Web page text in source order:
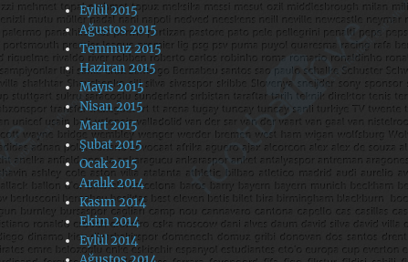
Eylül 2015
Ağustos 2015
Temmuz 2015
Haziran 2015
Mayıs 2015
Nisan 2015
Mart 2015
Şubat 2015
Ocak 2015
Aralık 2014
Kasım 2014
Ekim 2014
Eylül 2014